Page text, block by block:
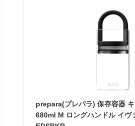
prepara(プレパラ) 保存容器
680ml M ロングハンドル イヴ